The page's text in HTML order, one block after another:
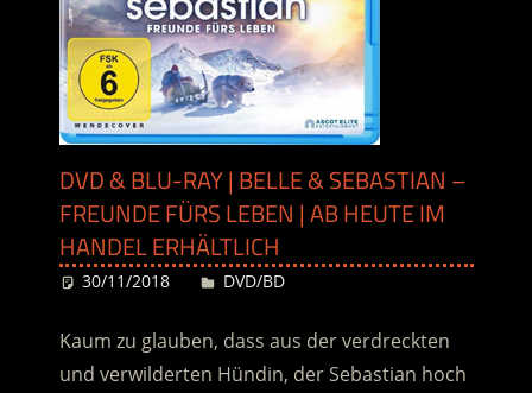
DVD & BLU-RAY | BELLE & SEBASTIAN –
FREUNDE FÜRS LEBEN | AB HEUTE IM
HANDEL ERHÄLTLICH
30/11/2018 Desiree
DVD/BD
Kaum zu glauben, dass aus der verdreckten
und verwilderten Hündin, der Sebastian hoch